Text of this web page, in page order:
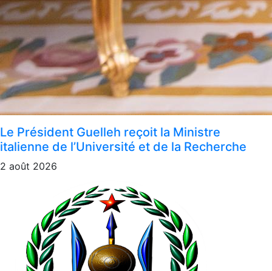
Le Président Guelleh reçoit la Ministre
italienne de l’Université et de la Recherche
2 août 2026